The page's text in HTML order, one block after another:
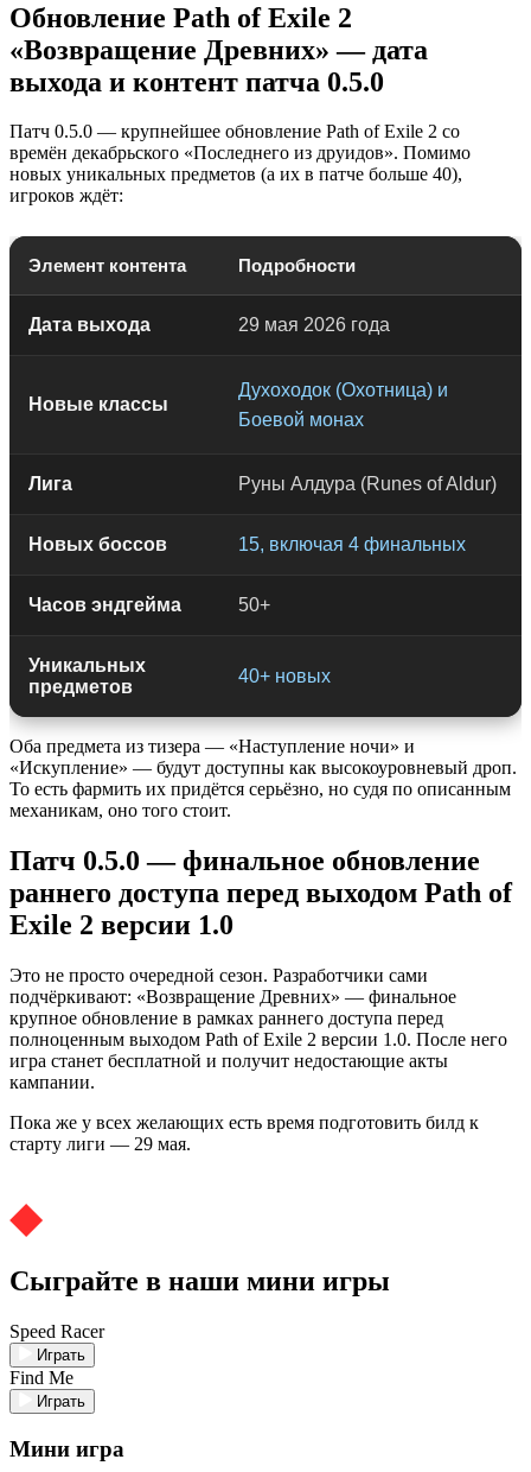
Обновление Path of Exile 2
«Возвращение Древних» — дата
выхода и контент патча 0.5.0
Патч 0.5.0 — крупнейшее обновление Path of Exile 2 со
времён декабрьского «Последнего из друидов». Помимо
новых уникальных предметов (а их в патче больше 40),
игроков ждёт:
Элемент контента Подробности
Дата выхода 29 мая 2026 года
Новые классы
Духоходок (Охотница) и
Боевой монах
Лига Руны Алдура (Runes of Aldur)
Новых боссов 15, включая 4 финальных
Часов эндгейма 50+
Уникальных
предметов
40+ новых
Оба предмета из тизера — «Наступление ночи» и
«Искупление» — будут доступны как высокоуровневый дроп.
То есть фармить их придётся серьёзно, но судя по описанным
механикам, оно того стоит.
Патч 0.5.0 — финальное обновление
раннего доступа перед выходом Path of
Exile 2 версии 1.0
Это не просто очередной сезон. Разработчики сами
подчёркивают: «Возвращение Древних» — финальное
крупное обновление в рамках раннего доступа перед
полноценным выходом Path of Exile 2 версии 1.0. После него
игра станет бесплатной и получит недостающие акты
кампании.
Пока же у всех желающих есть время подготовить билд к
старту лиги — 29 мая.
Сыграйте в наши мини игры
Speed Racer
Играть
Find Me
Играть
Мини игра